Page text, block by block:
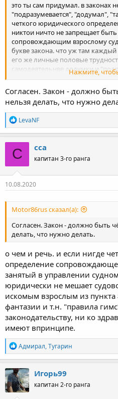
это ты сам придумал. в законах
"подразумевается", "додумал",
четкого юридического
никтои ничто не запрещает
сопровождающим взрослому
букве закона. что уж там
его же личные половые
самодеятельнве додумки и
вообще никакого отношения.
з.ы. и еще в дополнение - на
в некоммерческих целях и
быть никаких пассажиров по
Нажмите,
Согласен. Закон - должно
нельзя делать, что нужно
Р
е
а
к
ц
и
и
:
LevaNF
С сса
капитан 3-го ранга
10.08.2020
Motor86rus сказал(а):
Согласен. Закон - должно быть
делать, что нужно делать.
о чем и речь. и если нигде
определение
занятый в управлении
юридически не мешает
искомым взрослым из
фантазии и т.н. "правила
законодательству, ни ко
имеют впринципе.
Р
е
а
к
ц
и
и
Адмирал,Тугарин
Игорь99
капитан 2-го ранга